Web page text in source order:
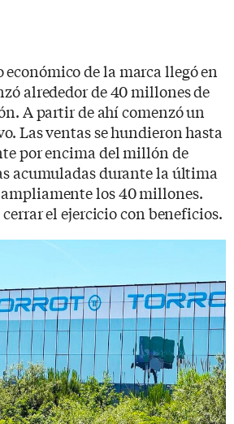
de la marca llegó en
alrededor de 40 millones de
A partir de ahí comenzó un
Las ventas se hundieron hasta
por encima del millón de
acumuladas durante la última
los 40 millones.
el ejercicio con beneficios.